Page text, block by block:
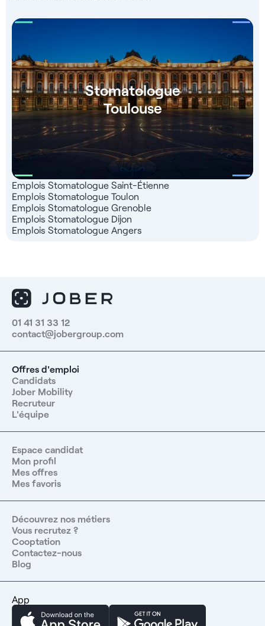
Stomatologue
Toulouse
Emplois Stomatologue Saint-Étienne
Emplois Stomatologue Toulon
Emplois Stomatologue Grenoble
Emplois Stomatologue Dijon
Emplois Stomatologue Angers
01 41 31 33 12
contact@jobergroup.com
Offres d'emploi
Candidats
Jober Mobility
Recruteur
L'équipe
Espace candidat
Mon profil
Mes offres
Mes favoris
Découvrez nos métiers
Vous recrutez ?
Cooptation
Contactez-nous
Blog
App